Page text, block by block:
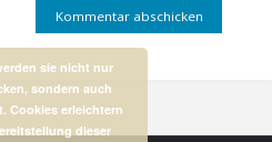
sie nicht nur
sondern auch
Cookies erleichtern
dieser